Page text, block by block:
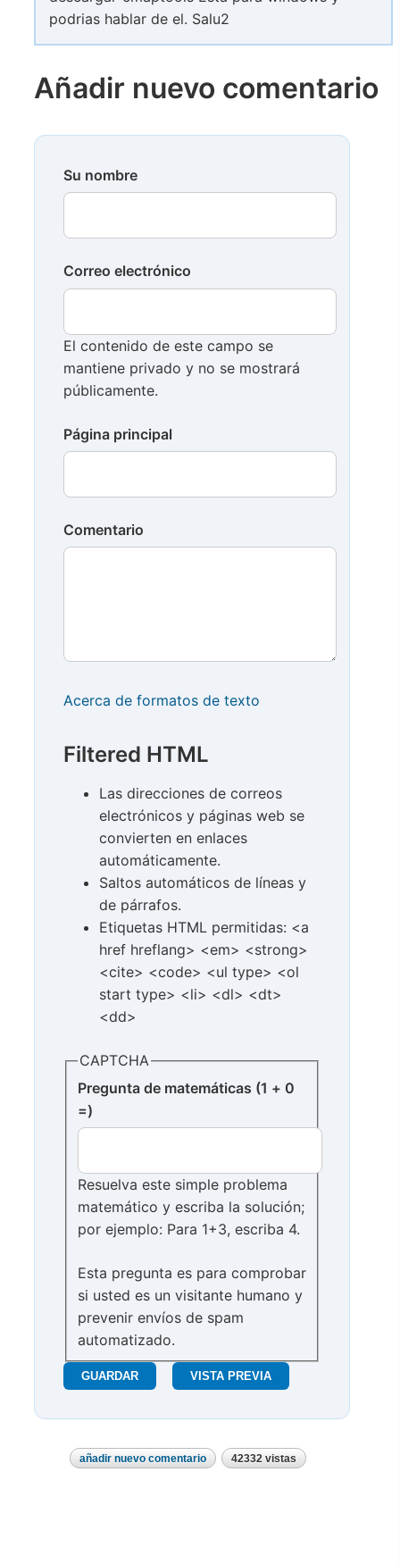
podrias hablar de el. Salu2
Añadir nuevo comentario
Su nombre
Correo electrónico
El contenido de este campo se
mantiene privado y no se mostrará
públicamente.
Página principal
Comentario
Acerca de formatos de texto
Filtered HTML
Las direcciones de correos
electrónicos y páginas web se
convierten en enlaces
automáticamente.
Saltos automáticos de líneas y
de párrafos.
Etiquetas HTML permitidas: <a
href hreflang> <em> <strong>
<cite> <code> <ul type> <ol
start type> <li> <dl> <dt>
<dd>
CAPTCHA
Pregunta de matemáticas (1 + 0
=)
Resuelva este simple problema
matemático y escriba la solución;
por ejemplo: Para 1+3, escriba 4.
Esta pregunta es para comprobar
si usted es un visitante humano y
prevenir envíos de spam
automatizado.
añadir nuevo comentario 42332 vistas